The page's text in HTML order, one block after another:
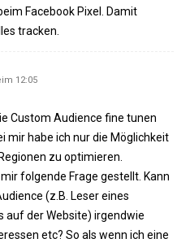
Facebook Pixel. Damit
tracken.
12:05
Custom Audience fine tunen
mir habe ich nur die Möglichkeit
zu optimieren.
folgende Frage gestellt. Kann
(z.B. Leser eines
auf der Website) irgendwie
etc? So als wenn ich eine